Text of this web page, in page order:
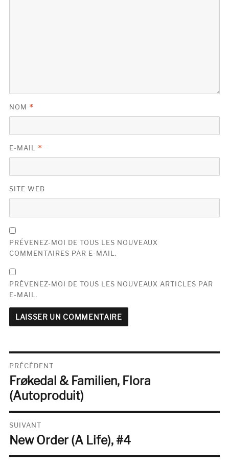
NOM *
E-MAIL *
SITE WEB
PRÉVENEZ-MOI DE TOUS LES NOUVEAUX
COMMENTAIRES PAR E-MAIL.
PRÉVENEZ-MOI DE TOUS LES NOUVEAUX ARTICLES PAR
E-MAIL.
Navigation
de
l’article
PRÉCÉDENT
Publication
précédente :
Frøkedal & Familien, Flora
(Autoproduit)
SUIVANT
Publication
New Order (A Life), #4